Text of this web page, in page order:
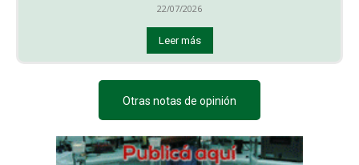
22/07/2026
Leer más
Otras notas de opinión